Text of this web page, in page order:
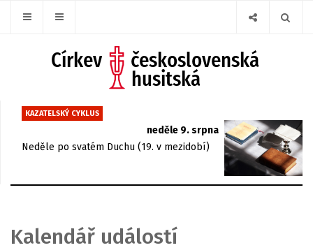
KAZATELSKÝ CYKLUS
neděle 9. srpna
Neděle po svatém Duchu (19. v mezidobí)
Kalendář událostí